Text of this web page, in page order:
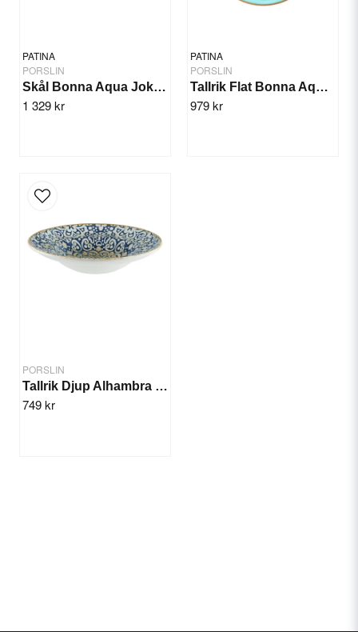
PATINA
PORSLIN
Skål Bonna Aqua Joker 14cm/12st
1 329 kr
PATINA
PORSLIN
Tallrik Flat Bonna Aqua 30cm/6st
979 kr
PORSLIN
Tallrik Djup Alhambra 27cm/6st
749 kr